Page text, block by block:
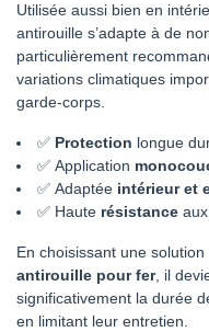
Utilisée aussi bien en
antirouille s’adapte à de
particulièrement
variations climatiques
garde-corps.
✅ Protection longue
✅ Application
✅ Adaptée intérieur et
✅ Haute résistance
En choisissant une
antirouille pour fer, il
significativement la durée
en limitant leur entretien.